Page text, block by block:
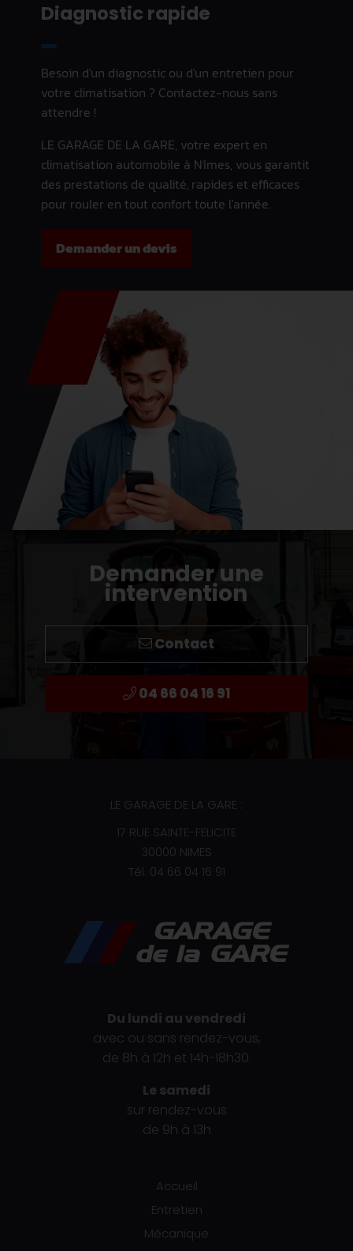
Diagnostic rapide
Besoin d'un diagnostic ou d'un entretien pour
votre climatisation ? Contactez-nous sans
attendre !
LE GARAGE DE LA GARE, votre expert en
climatisation automobile à Nîmes, vous garantit
des prestations de qualité, rapides et efficaces
pour rouler en tout confort toute l'année.
Demander un devis
Demander une
intervention
Contact
04 66 04 16 91
LE GARAGE DE LA GARE :
17 RUE SAINTE-FELICITE
30000 NIMES
Tél. 04 66 04 16 91
Du lundi au vendredi
avec ou sans rendez-vous,
de 8h à 12h et 14h-18h30.
Le samedi
sur rendez-vous
de 9h à 13h
Accueil
Entretien
Mécanique